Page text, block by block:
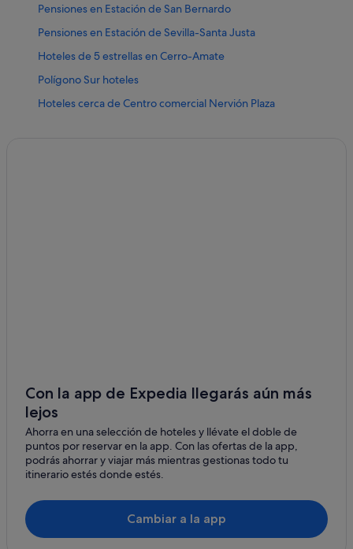
Pensiones en Estación de San Bernardo
Pensiones en Estación de Sevilla-Santa Justa
Hoteles de 5 estrellas en Cerro-Amate
Polígono Sur hoteles
Hoteles cerca de Centro comercial Nervión Plaza
Hoteles con casino en Nervión
Hoteles con todo incluido en Sevilla
Hoteles con restaurante en Nervión
Nervión hoteles
Hoteles LGTBQIA en Nervión
Campings de caravanas en Andalucía
Con la app de Expedia llegarás aún más
lejos
Ahorra en una selección de hoteles y llévate el doble de
puntos por reservar en la app. Con las ofertas de la app,
podrás ahorrar y viajar más mientras gestionas todo tu
itinerario estés donde estés.
Cambiar a la app